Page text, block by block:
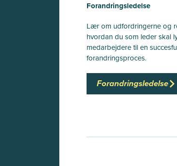
Forandringsledelse
Lær om udfordringerne og
hvordan du som leder skal
medarbejdere til en
forandringsproces.
Forandringsledelse